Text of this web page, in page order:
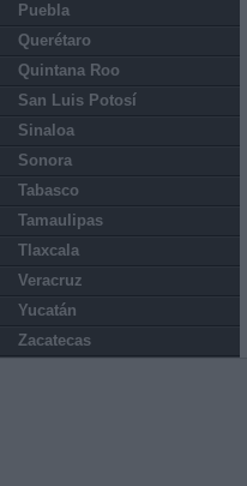
Puebla
Querétaro
Quintana Roo
San Luis Potosí
Sinaloa
Sonora
Tabasco
Tamaulipas
Tlaxcala
Veracruz
Yucatán
Zacatecas